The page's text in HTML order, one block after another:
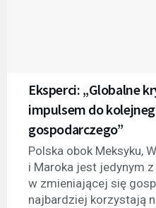
Eksperci: „Globalne
impulsem do
gospodarczego”
Polska obok Meksyku,
i Maroka jest jedynym
w zmieniającej się
najbardziej korzystają